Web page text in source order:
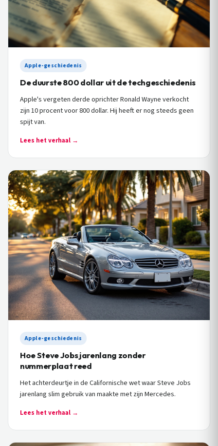
Apple-geschiedenis
De duurste 800 dollar uit de techgeschiedenis
Apple's vergeten derde oprichter Ronald Wayne verkocht
zijn 10 procent voor 800 dollar. Hij heeft er nog steeds geen
spijt van.
Lees het verhaal →
Apple-geschiedenis
Hoe Steve Jobs jarenlang zonder
nummerplaat reed
Het achterdeurtje in de Californische wet waar Steve Jobs
jarenlang slim gebruik van maakte met zijn Mercedes.
Lees het verhaal →